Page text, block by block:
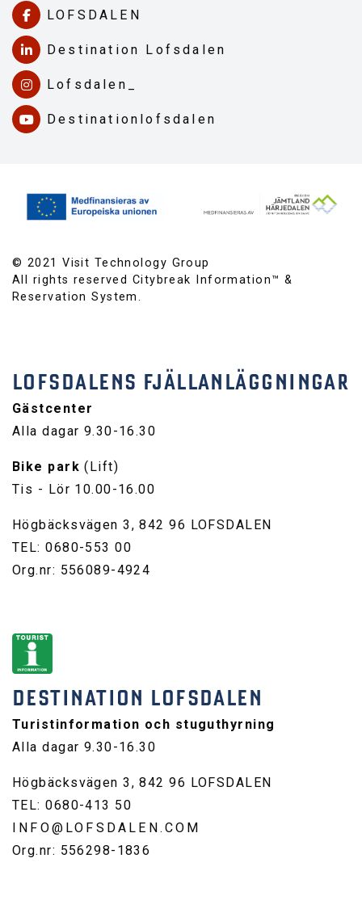
LOFSDALEN
Destination Lofsdalen
Lofsdalen_
Destinationlofsdalen
© 2021 Visit Technology Group
All rights reserved Citybreak Information™ &
Reservation System.
DESTINATION LOFSDALEN
Turistinformation och stuguthyrning
Alla dagar 9.30-16.30
Högbäcksvägen 3, 842 96 LOFSDALEN
TEL: 0680-413 50
INFO@LOFSDALEN.COM
Org.nr: 556298-1836
LOFSDALENS FJÄLLANLÄGGNINGAR
Gästcenter
Alla dagar 9.30-16.30
Bike park (Lift)
Tis - Lör 10.00-16.00
Högbäcksvägen 3, 842 96 LOFSDALEN
TEL: 0680-553 00
Org.nr: 556089-4924